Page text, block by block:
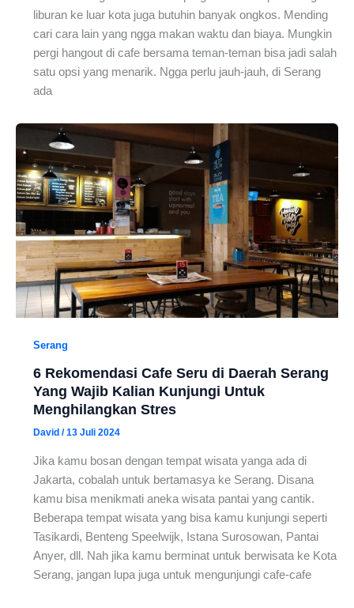
liburan ke luar kota juga butuhin banyak ongkos. Mending
cari cara lain yang ngga makan waktu dan biaya. Mungkin
pergi hangout di cafe bersama teman-teman bisa jadi salah
satu opsi yang menarik. Ngga perlu jauh-jauh, di Serang
ada
Serang
6 Rekomendasi Cafe Seru di Daerah Serang
Yang Wajib Kalian Kunjungi Untuk
Menghilangkan Stres
David /13 Juli 2024
Jika kamu bosan dengan tempat wisata yanga ada di
Jakarta, cobalah untuk bertamasya ke Serang. Disana
kamu bisa menikmati aneka wisata pantai yang cantik.
Beberapa tempat wisata yang bisa kamu kunjungi seperti
Tasikardi, Benteng Speelwijk, Istana Surosowan, Pantai
Anyer, dll. Nah jika kamu berminat untuk berwisata ke Kota
Serang, jangan lupa juga untuk mengunjungi cafe-cafe